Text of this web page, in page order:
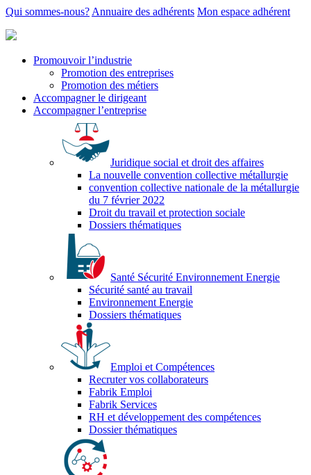
Qui sommes-nous? Annuaire des adhérents Mon espace adhérent
Promouvoir l’industrie
Promotion des entreprises
Promotion des métiers
Accompagner le dirigeant
Accompagner l’entreprise
Juridique social et droit des affaires
La nouvelle convention collective métallurgie
convention collective nationale de la métallurgie
du 7 février 2022
Droit du travail et protection sociale
Dossiers thématiques
Santé Sécurité Environnement Energie
Sécurité santé au travail
Environnement Energie
Dossiers thématiques
Emploi et Compétences
Recruter vos collaborateurs
Fabrik Emploi
Fabrik Services
RH et développement des compétences
Dossier thématiques